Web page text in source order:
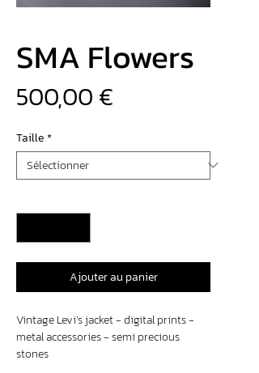
SMA Flowers
500,00 €
Taille*
Ajouter au panier
Vintage Levi’s jacket - digital prints -
metal accessories - semi precious
stones